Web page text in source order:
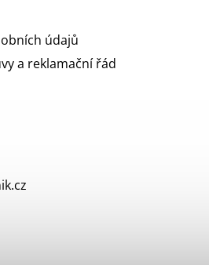
údajů
a reklamační řád